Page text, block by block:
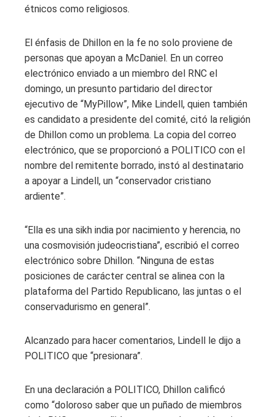
étnicos como religiosos.
El énfasis de Dhillon en la fe no solo proviene de
personas que apoyan a McDaniel. En un correo
electrónico enviado a un miembro del RNC el
domingo, un presunto partidario del director
ejecutivo de “MyPillow”, Mike Lindell, quien también
es candidato a presidente del comité, citó la religión
de Dhillon como un problema. La copia del correo
electrónico, que se proporcionó a POLITICO con el
nombre del remitente borrado, instó al destinatario
a apoyar a Lindell, un “conservador cristiano
ardiente”.
“Ella es una sikh india por nacimiento y herencia, no
una cosmovisión judeocristiana”, escribió el correo
electrónico sobre Dhillon. “Ninguna de estas
posiciones de carácter central se alinea con la
plataforma del Partido Republicano, las juntas o el
conservadurismo en general”.
Alcanzado para hacer comentarios, Lindell le dijo a
POLITICO que “presionara”.
En una declaración a POLITICO, Dhillon calificó
como “doloroso saber que un puñado de miembros